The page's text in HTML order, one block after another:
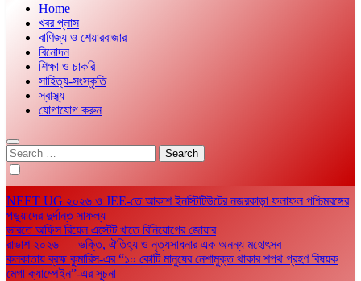
Home
খবর প্লাস
বাণিজ্য ও শেয়ারবাজার
বিনোদন
শিক্ষা ও চাকরি
সাহিত্য-সংস্কৃতি
স্বাস্থ্য
যোগাযোগ করুন
Search
for:
NEET UG ২০২৬ ও JEE-তে আকাশ ইনস্টিটিউটের নজরকাড়া ফলাফল পশ্চিমবঙ্গের
পড়ুয়াদের দুর্দান্ত সাফল্য
ভারতে অফিস রিয়েল এস্টেট খাতে বিনিয়োগের জোয়ার
রাভাশ ২০২৬ — ভক্তি, ঐতিহ্য ও নৃত্যসাধনার এক অনন্য মহোৎসব
কলকাতায় ব্রহ্ম কুমারিস-এর “১০ কোটি মানুষের নেশামুক্ত থাকার শপথ গ্রহণ বিষয়ক
মেগা ক্যাম্পেইন”-এর সূচনা